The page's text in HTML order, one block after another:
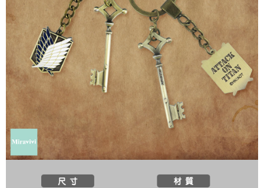
是否繳費成功／繳費後需取消欲退款等相關疑問，請聯繫「AFTEE先享後付
客戶支援中心」https://netprotections.freshdesk.com/support/home
【注意事項】
１．透過由恩沛科技股份有限公司提供之「AFTEE先享後付」服務完成之交
易，需依本服務之必要範圍內提供個人資料，並將交易相關給付款項請求債
權轉讓予恩沛科技股份有限公司。
２．關於個人資料處理事宜，請瀏覽以下網址：
https://aftee.tw/terms/#terms3
３．未成年的使用者請事先徵得法定代理人或監護人之同意方可使用
「AFTEE先享後付」，若未經同意申辦者引起之損失，本公司不負相關責
４．使用「AFTEE先享後付」時，將依據個別帳號之用戶狀況，依本公司即
時審查核予不同之上限額度；若仍有額度不足之情形，本公司將視審查結果
請求用戶進行身份認證。
恩沛科技股份有限公司將有權停止該用戶之使用額度並採取法律行動。
每筆NT$60，滿NT$499(含以上)免運費
每筆NT$120，滿NT$499(含以上)免運費
海外宅配 查看運費